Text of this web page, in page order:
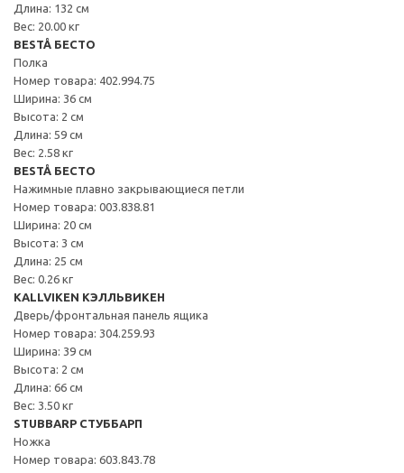
Длина: 132 см
Вес: 20.00 кг
BESTÅ БЕСТО
Полка
Номер товара: 402.994.75
Ширина: 36 см
Высота: 2 см
Длина: 59 см
Вес: 2.58 кг
BESTÅ БЕСТО
Нажимные плавно закрывающиеся петли
Номер товара: 003.838.81
Ширина: 20 см
Высота: 3 см
Длина: 25 см
Вес: 0.26 кг
KALLVIKEN КЭЛЛЬВИКЕН
Дверь/фронтальная панель ящика
Номер товара: 304.259.93
Ширина: 39 см
Высота: 2 см
Длина: 66 см
Вес: 3.50 кг
STUBBARP СТУББАРП
Ножка
Номер товара: 603.843.78